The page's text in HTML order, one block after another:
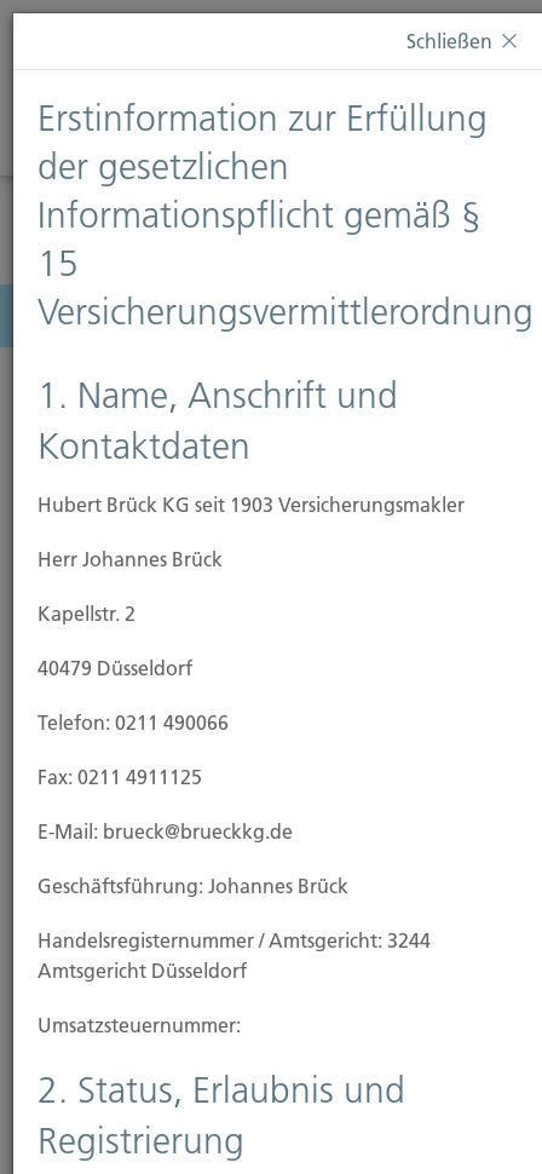
Diese Webseite verwendet Cookies. Wenn Sie weiterhin
Informationen finden Sie auf unserer SeiteDatenschutz
Diese Nachricht nicht erneut anzeigen
Menü
Schließen
Erstinformation zur Erfüllung
der gesetzlichen
Informationspflicht gemäß §
15
Versicherungsvermittlerordnung
1. Name, Anschrift und
Kontaktdaten
Hubert Brück KG seit 1903 Versicherungsmakler
Herr Johannes Brück
Kapellstr. 2
40479 Düsseldorf
Telefon: 0211 490066
Fax: 0211 4911125
E-Mail: brueck@brueckkg.de
Geschäftsführung: Johannes Brück
Handels­registernummer / Amtsgericht: 3244
Amtsgericht Düsseldorf
Umsatzsteuer­nummer:
2. Status, Erlaubnis und
Registrierung